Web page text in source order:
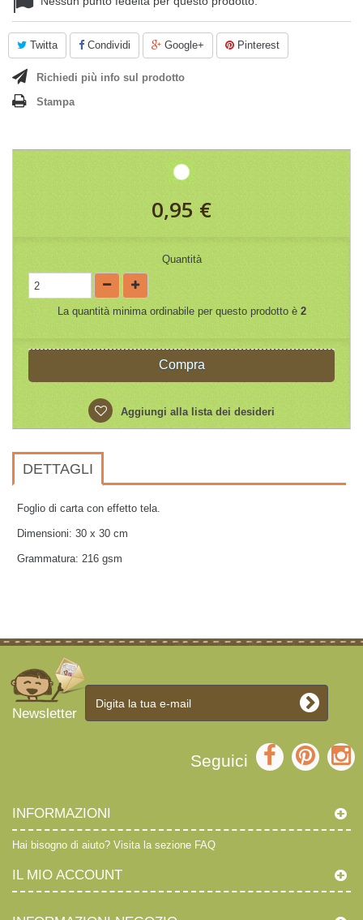
Twitta Condividi Google+ Pinterest
Richiedi più info sul prodotto
Stampa
0,95 €
Quantità
La quantità minima ordinabile per questo prodotto è 2
Compra
Aggiungi alla lista dei desideri
DETTAGLI
Foglio di carta con effetto tela.
Dimensioni: 30 x 30 cm
Grammatura: 216 gsm
Newsletter
Seguici
INFORMAZIONI
Hai bisogno di aiuto? Visita la sezione FAQ
IL MIO ACCOUNT